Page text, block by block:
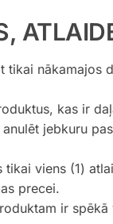
tikai nākamajos
kas ir
jebkuru
tikai viens (1)
precei.
ir